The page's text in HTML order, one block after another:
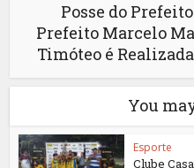
Posse do
Prefeito Marcelo
Timóteo é
You
Esporte
Clube